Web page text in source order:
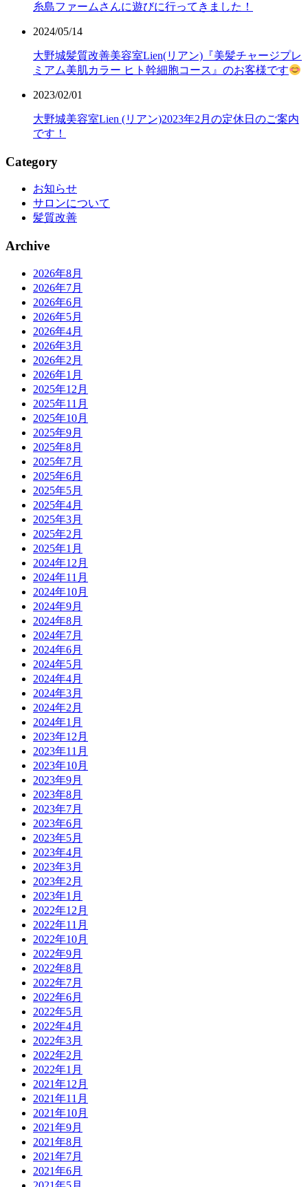
糸島ファームさんに遊びに行ってきました！
2024/05/14
大野城髪質改善美容室Lien(リアン)『美髪チャージプレ
ミアム美肌カラー ヒト幹細胞コース』のお客様です
2023/02/01
大野城美容室Lien (リアン)2023年2月の定休日のご案内
です！
Category
お知らせ
サロンについて
髪質改善
Archive
2026年8月
2026年7月
2026年6月
2026年5月
2026年4月
2026年3月
2026年2月
2026年1月
2025年12月
2025年11月
2025年10月
2025年9月
2025年8月
2025年7月
2025年6月
2025年5月
2025年4月
2025年3月
2025年2月
2025年1月
2024年12月
2024年11月
2024年10月
2024年9月
2024年8月
2024年7月
2024年6月
2024年5月
2024年4月
2024年3月
2024年2月
2024年1月
2023年12月
2023年11月
2023年10月
2023年9月
2023年8月
2023年7月
2023年6月
2023年5月
2023年4月
2023年3月
2023年2月
2023年1月
2022年12月
2022年11月
2022年10月
2022年9月
2022年8月
2022年7月
2022年6月
2022年5月
2022年4月
2022年3月
2022年2月
2022年1月
2021年12月
2021年11月
2021年10月
2021年9月
2021年8月
2021年7月
2021年6月